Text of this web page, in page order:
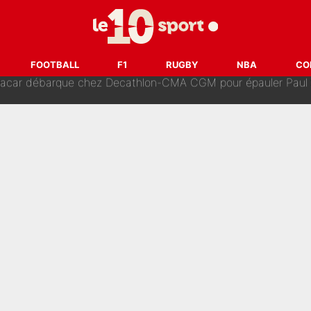
FOOTBALL F1 RUGBY NBA
chez Decathlon-CMA CGM pour épauler Paul Seixas :
de son père : Vie à Barcelone, transfert au PSG... voilà comment Jorge